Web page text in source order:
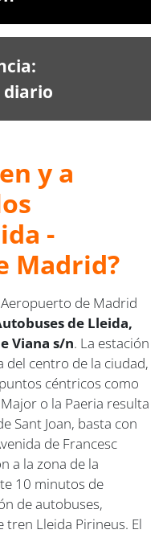
diario
y a
-
Madrid?
de Madrid
de Lleida,
Viana s/n. La estación
del centro de la ciudad,
céntricos como
o la Paeria resulta
Sant Joan, basta con
de Francesc
a la zona de la
10 minutos de
de autobuses,
tren Lleida Pirineus. El